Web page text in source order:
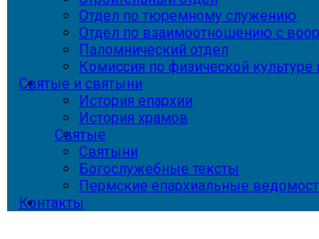
Отдел по тюремному служению
Отдел по взаимоотношению с
Паломнический отдел
Комиссия по физической культуре
Святые и святыни
История епархии
История храмов
Святые
Святыни
Богослужебные тексты
Пермские епархиальные
Контакты